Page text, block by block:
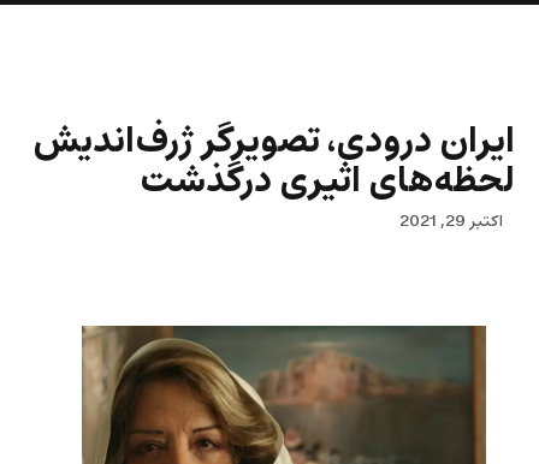
ایران درودی، تصویرگر ژرف‌اندیش
لحظه‌های اثیری درگذشت
اکتبر 29, 2021